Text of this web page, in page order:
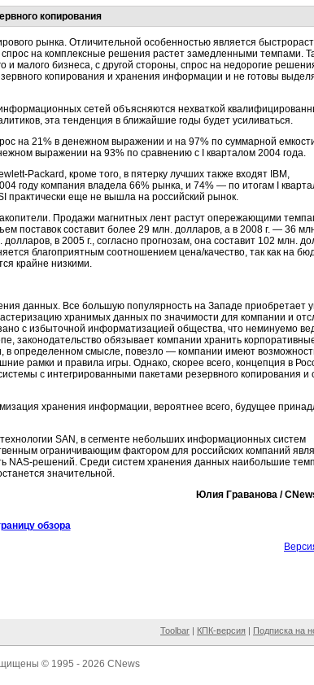
копирования
рынка. Отличительной особенностью является
на комплексные решения растет замедленными темпами.
малого бизнеса, с другой стороны, спрос на недорогие
копирования и хранения информации и не готовы
сетей объясняются нехваткой
эта тенденция в ближайшие годы будет усиливаться.
на 21% в денежном выражении и на 97% по суммарной
выражении на 93% по сравнению с I кварталом 2004 года.
Packard , кроме того, в пятерку лучших также входят IBM,
году компания владела 66% рынка, и 74% — по итогам I
практически еще не вышла на российский рынок.
Продажи магнитных лент растут опережающими
поставок составит более 29 млн. долларов, а в 2008 г. — 36
в 2005 г., согласно прогнозам, она составит 102 млн.
благоприятным соотношением цена/качество, так как на
крайне низкими.
данных. Все большую популярность на Западе приобретает
хранимых данных по значимости для компании и
с избыточной информатизацией общества, что неминуемо
законодательство обязывает компании хранить
в определенном смысле, повезло — компании имеют
рамки и правила игры. Однако, скорее всего, концепция в
с интегрированными пакетами резервного копирования и
хранения информации, вероятнее всего, будущее
SAN, в сегменте небольших информационных систем
ограничивающим фактором для российских компаний
NAS-решений. Среди систем хранения данных наибольшие
значительной.
Юлия Граванова /
обзора
Toolbar | КПК-версия | Подписка на
© 1995 - 2026 CNews